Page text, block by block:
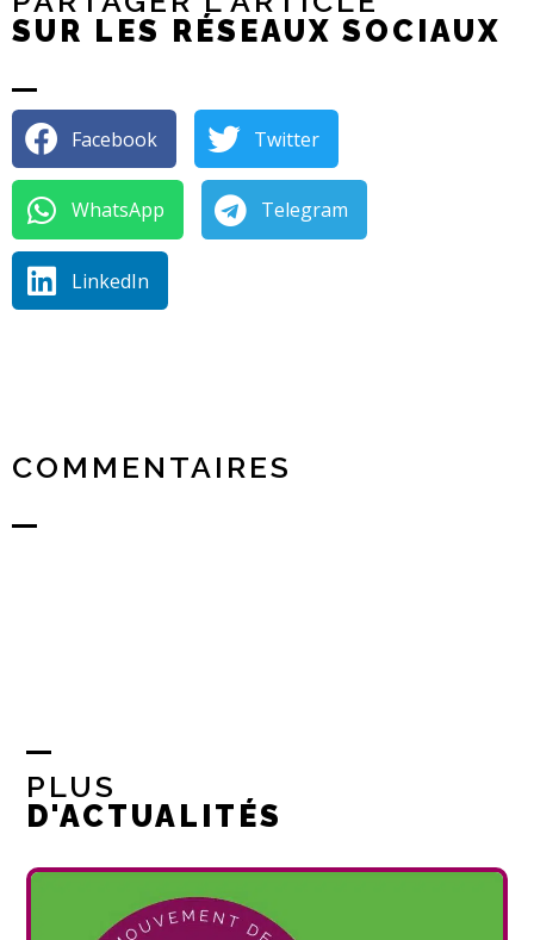
SUR LES RÉSEAUX SOCIAUX
Facebook Twitter
WhatsApp Telegram
LinkedIn
COMMENTAIRES
PLUS
D'ACTUALITÉS